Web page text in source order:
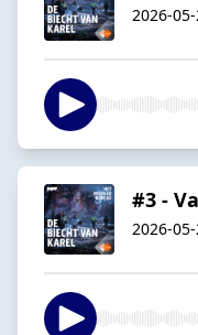
2026-
#3 -
2026-